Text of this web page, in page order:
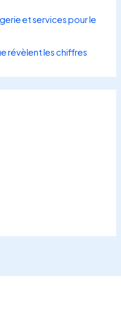
et services pour le
révèlent les chiffres